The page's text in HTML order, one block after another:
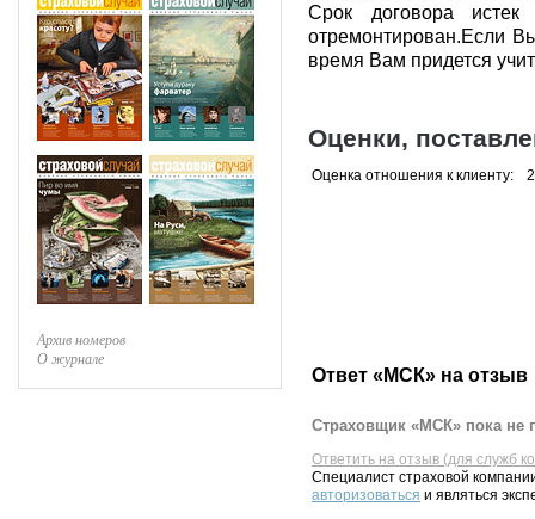
Архив номеров
О журнале
Срок договора
отремонтирован.Если
время Вам придется
Оценки,
Оценка отношения к клиенту: 2
Ответ «МСК» на отзыв
Страховщик «МСК» пока не
Ответить на отзыв (для служб
Специалист страховой
авторизоваться и являться